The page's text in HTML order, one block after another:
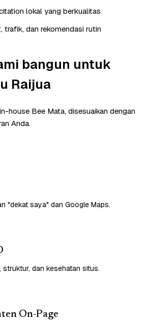
lokal yang berkualitas
trafik, dan rekomendasi rutin
bangun untuk
Raijua
house Bee Mata, disesuaikan dengan
Anda.
"dekat saya" dan Google Maps.
struktur, dan kesehatan situs.
On-Page